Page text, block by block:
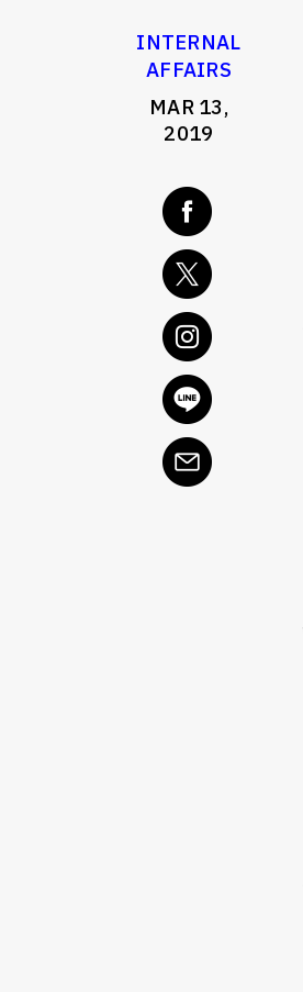
INTERNAL
AFFAIRS
MAR 13,
2019